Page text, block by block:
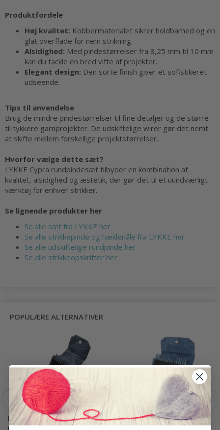
Produktfordele
Høj kvalitet: Kobbermaterialet sikrer holdbarhed og en
glat overflade for nem strikning.
Alsidighed: Med pindestørrelser fra 3,25 mm til 10 mm
kan du tackle en bred vifte af projekter.
Elegant design: Den sorte finish giver et sofistikeret
udseende.
Tips til anvendelse
Brug de mindre pindestørrelser til fine detaljer og de større
til tykkere garnprojekter. De udskiftelige wirer gør det nemt
at skifte mellem forskellige projektstørrelser.
Hvorfor vælge dette sæt?
LYKKE Cypra rundpindesæt tilbyder en kombination af
kvalitet, alsidighed og æstetik, der gør det til et uundværligt
værktøj for enhver strikker.
Se lignende produkter her
Se alle sæt fra LYKKE her
Se alle strikkepinde og hæklenåle fra LYKKE her
Se alle udskiftelige rundpinde her
Se alle strikkeopskrifter her
POPULÆRE ALTERNATIVER
LYKKE UDSKIFTELIGE
LYKKE UDSKIFTELIGE